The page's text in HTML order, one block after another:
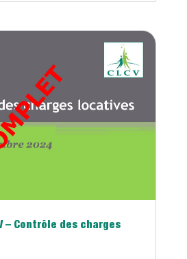
– Contrôle des charges